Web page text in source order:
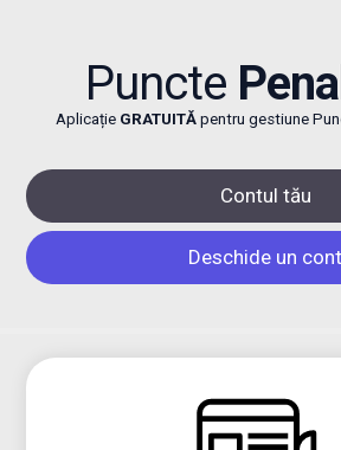
Puncte
Aplicație GRATUITĂpentru gestiune
Contul tău
Deschide un cont